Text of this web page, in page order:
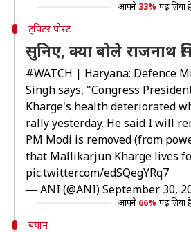
आपने 33% पढ़ लिया
ट्विटर पोस्ट
सुनिए, क्या बोले राजनाथ
#WATCH | Haryana: Defence
Singh says, "Congress
Kharge's health deteriorated
rally yesterday. He said I will
PM Modi is removed (from
that Mallikarjun Kharge lives
pic.twitter.com/edSQegYRq7
— ANI (@ANI)September 30,
आपने 66% पढ़ लिया
बयान